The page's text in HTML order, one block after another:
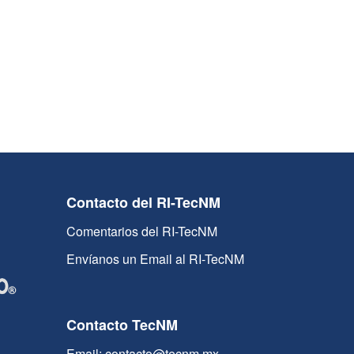
Contacto del RI-TecNM
Comentarios del RI-TecNM
Envíanos un Email al RI-TecNM
Contacto TecNM